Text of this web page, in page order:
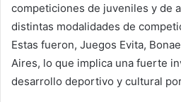
competiciones de juveniles y de
distintas modalidades de
Estas fueron, Juegos Evita,
Aires, lo que implica una fuerte
desarrollo deportivo y cultural